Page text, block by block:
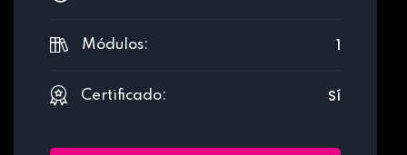
Módulos: 1
Certificado: Sí